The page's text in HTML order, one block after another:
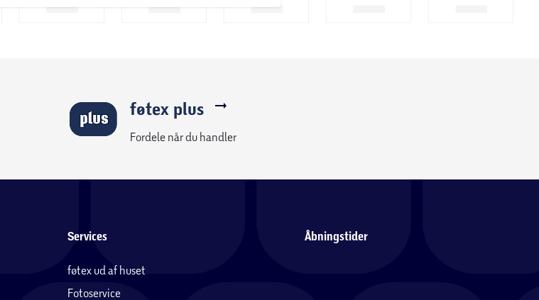
føtex plus
Fordele når du handler
Services
føtex ud af huset
Fotoservice
Åbningstider